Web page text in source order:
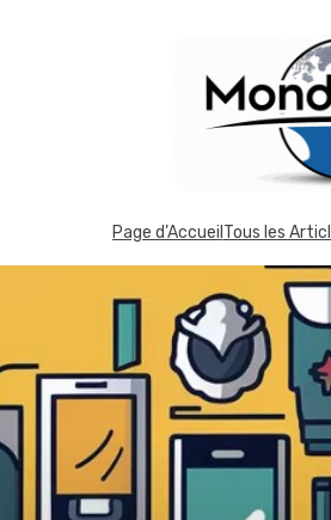
Page d’Accueil Tous les